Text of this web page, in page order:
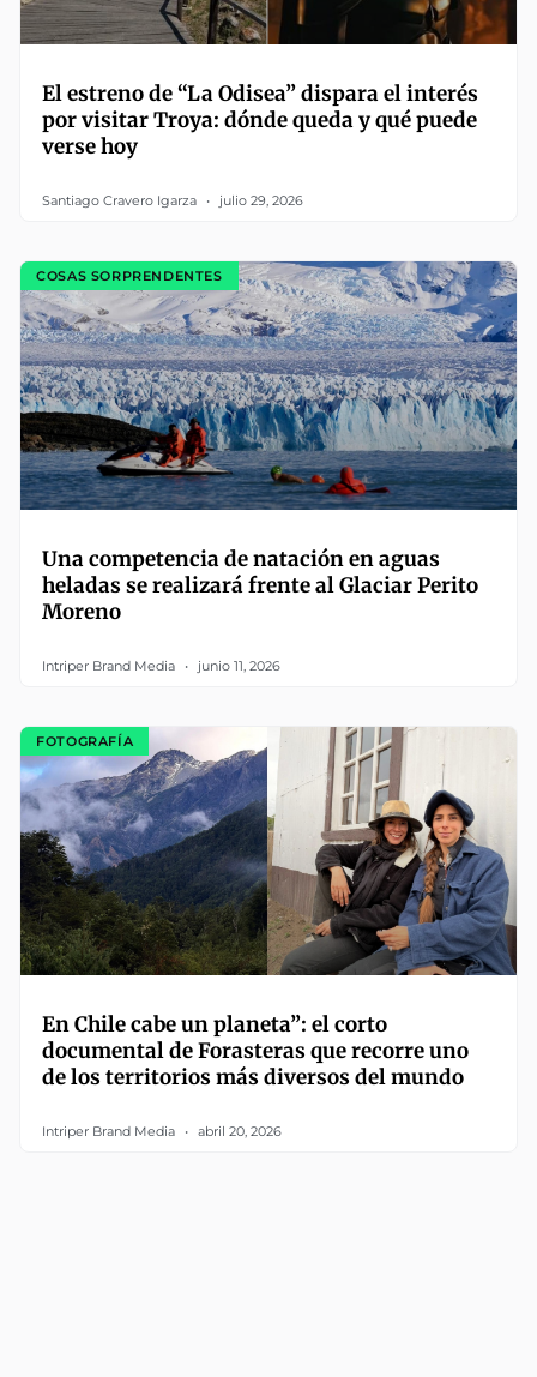
El estreno de “La Odisea” dispara el interés
por visitar Troya: dónde queda y qué puede
verse hoy
Santiago Cravero Igarza julio 29, 2026
COSAS SORPRENDENTES
Una competencia de natación en aguas
heladas se realizará frente al Glaciar Perito
Moreno
Intriper Brand Media junio 11, 2026
FOTOGRAFÍA
En Chile cabe un planeta”: el corto
documental de Forasteras que recorre uno
de los territorios más diversos del mundo
Intriper Brand Media abril 20, 2026